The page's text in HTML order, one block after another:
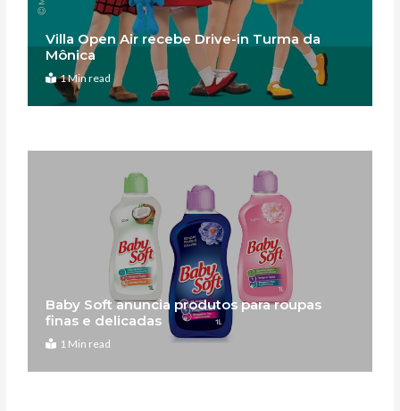
Villa Open Air recebe Drive-in Turma da
Mônica
1 Min read
Baby Soft anuncia produtos para roupas
finas e delicadas
1 Min read